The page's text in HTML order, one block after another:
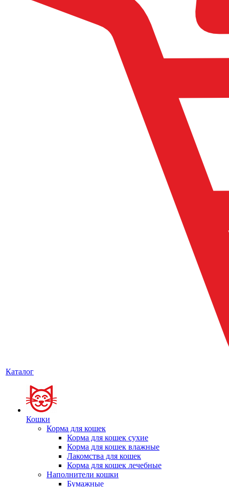
Каталог
Кошки
Корма для кошек
Корма для кошек сухие
Корма для кошек влажные
Лакомства для кошек
Корма для кошек лечебные
Наполнители кошки
Бумажные